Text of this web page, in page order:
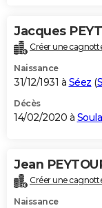
Jacques
Créer une
Naissance
31/12/1931 à Séez (
Décès
14/02/2020 à
Jean
Créer une
Naissance